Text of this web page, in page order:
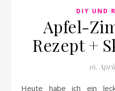
DIY UND
Apfel-
Rezept +
16.
Heute habe ich ein leckeres Rezept aus der